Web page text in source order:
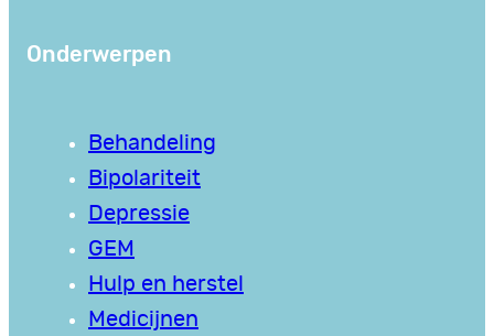
Onderwerpen
Behandeling
Bipolariteit
Depressie
GEM
Hulp en herstel
Medicijnen